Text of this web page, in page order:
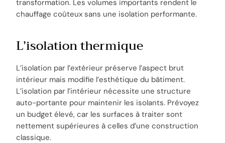
transformation. Les volumes importants rendent le
chauffage coûteux sans une isolation performante.
L’isolation thermique
L’isolation par l’extérieur préserve l’aspect brut
intérieur mais modifie l’esthétique du bâtiment.
L’isolation par l’intérieur nécessite une structure
auto-portante pour maintenir les isolants. Prévoyez
un budget élevé, car les surfaces à traiter sont
nettement supérieures à celles d’une construction
classique.